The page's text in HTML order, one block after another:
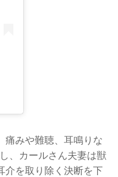
痛みや難聴、耳鳴りな
、カールさん夫妻は獣
介を取り除く決断を下